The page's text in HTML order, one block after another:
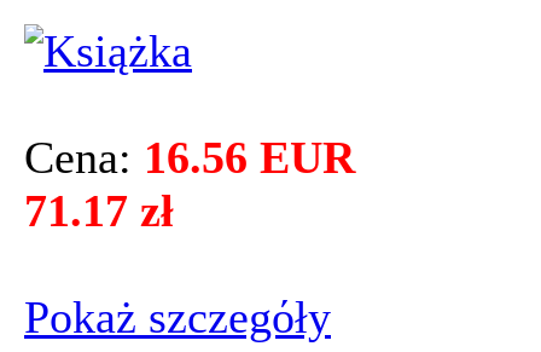
Cena: 16.56 EUR
71.17 zł
Pokaż szczegόły